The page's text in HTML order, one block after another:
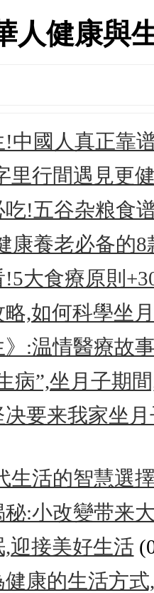
人健康與
中國人真正靠
里行間遇見更
!五谷杂粮食
康養老必备的
大食療原則
,如何科學坐
》:温情醫療故
病”,坐月子期
决要来我家坐
生活的智慧選
:小改變带来
迎接美好生活
康的生活方